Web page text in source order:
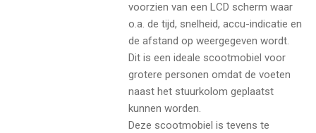
voorzien van een LCD scherm waar
o.a. de tijd, snelheid, accu-indicatie en
de afstand op weergegeven wordt.
Dit is een ideale scootmobiel voor
grotere personen omdat de voeten
naast het stuurkolom geplaatst
kunnen worden.
Deze scootmobiel is tevens te